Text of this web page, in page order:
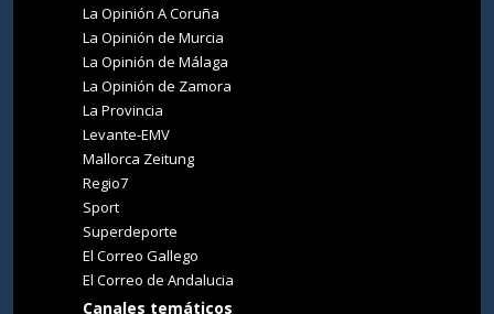
La Opinión A Coruña
La Opinión de Murcia
La Opinión de Málaga
La Opinión de Zamora
La Provincia
Levante-EMV
Mallorca Zeitung
Regio7
Sport
Superdeporte
El Correo Gallego
El Correo de Andalucia
Canales temáticos